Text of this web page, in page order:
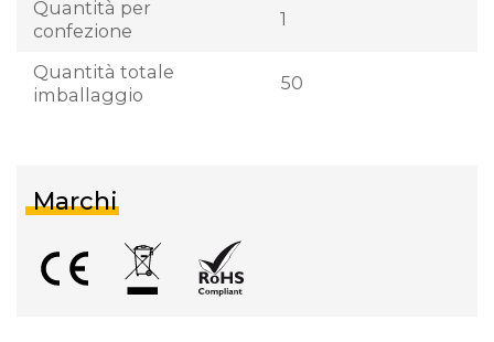
Quantità per
confezione
1
Quantità totale
imballaggio
50
Marchi